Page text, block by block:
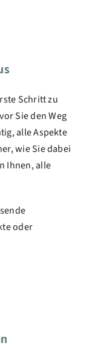
Schritt zu
Sie den Weg
alle Aspekte
wie Sie dabei
Ihnen, alle
oder